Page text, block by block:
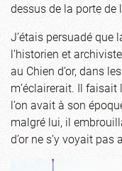
dessus de la porte de
J’étais persuadé que
l’historien et
au Chien d’or, dans
m’éclairerait. Il
l’on avait à son
malgré lui, il
d’or ne s’y voyait